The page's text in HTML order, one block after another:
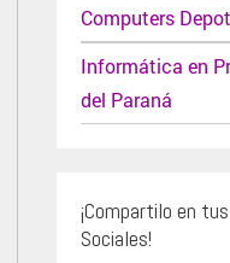
Computers Depot
Informática en
del Paraná
¡Compartilo en
Sociales!